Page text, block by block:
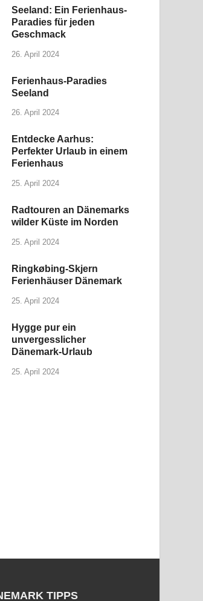
Seeland: Ein Ferienhaus-
Paradies für jeden
Geschmack
26. April 2024
Ferienhaus-Paradies
Seeland
26. April 2024
Entdecke Aarhus:
Perfekter Urlaub in einem
Ferienhaus
25. April 2024
Radtouren an Dänemarks
wilder Küste im Norden
25. April 2024
Ringkøbing-Skjern
Ferienhäuser Dänemark
25. April 2024
Hygge pur ein
unvergesslicher
Dänemark-Urlaub
25. April 2024
TIPPS